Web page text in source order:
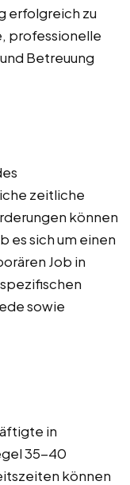
erfolgreich zu
professionelle
Betreuung
zeitliche
können
es sich um einen
Job in
sowie
in
35-40
können